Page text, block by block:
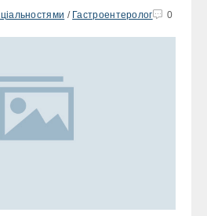
/ Гастроентеролог 0